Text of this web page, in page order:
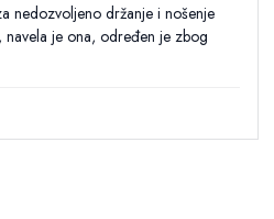
nedozvoljeno držanje i nošenje
navela je ona, određen je zbog